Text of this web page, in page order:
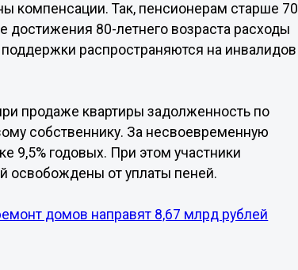
компенсации. Так, пенсионерам старше 70
80-летнего возраста расходы
распространяются на инвалидов
продаже квартиры задолженность по
собственнику. За несвоевременную
9,5% годовых. При этом участники
освобождены от уплаты пеней.
домов направят 8,67 млрд рублей